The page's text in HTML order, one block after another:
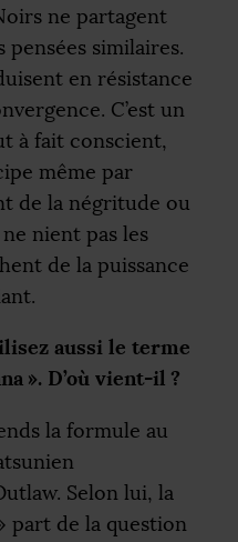
ne partagent
pensées similaires.
en résistance
C’est un
à fait conscient,
même par
de la négritude ou
nient pas les
de la puissance
aussi le terme
». D’où vient-il ?
la formule au
Selon lui, la
part de la question